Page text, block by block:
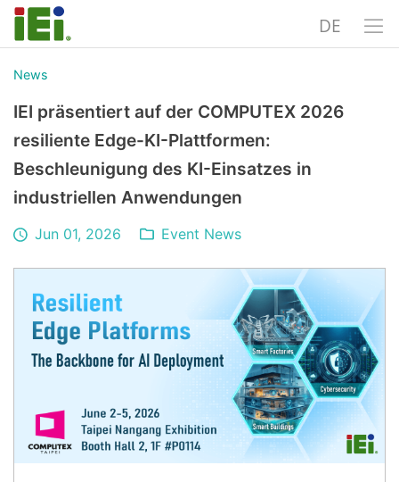
DE
News
IEI präsentiert auf der COMPUTEX 2026
resiliente Edge-KI-Plattformen:
Beschleunigung des KI-Einsatzes in
industriellen Anwendungen
Jun 01, 2026 Event News